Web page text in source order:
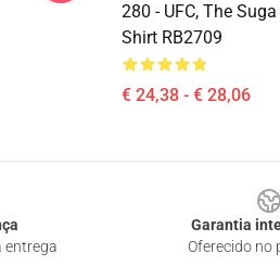
280 - UFC, The
Shirt RB2709
€ 24,38 - € 28,06
entrega
Garantia
Oferecido no